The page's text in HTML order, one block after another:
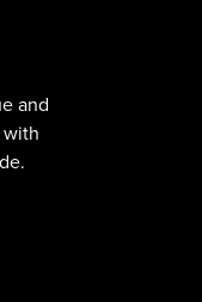
and